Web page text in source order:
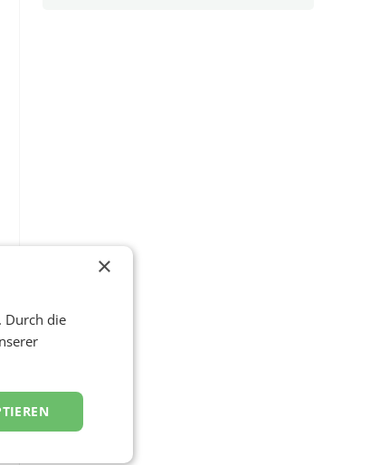
×
Durch die